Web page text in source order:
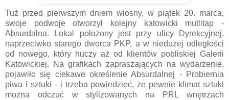
Tuż przed pierwszym dniem wiosny, w piątek 20. marca,
swoje podwoje otworzył kolejny katowicki mutlitap -
Absurdalna. Lokal położony jest przy ulicy Dyrekcyjnej,
naprzeciwko starego dworca PKP, a w niedużej odległości
od nowego, który huczy aż od klientów pobliskiej Galerii
Katowickiej. Na grafikach zapraszających na wydarzenie,
pojawiło się ciekawe określenie Absurdalnej - Probiernia
piwa i sztuki - i trzeba powiedzieć, że pewnie klimat sztuki
można odczuć w stylizowanych na PRL wnętrzach